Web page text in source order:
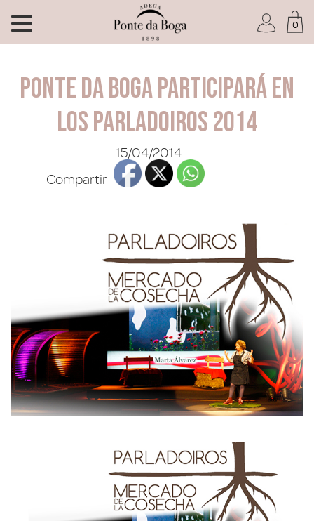
He olvidado mi contraseña
0
Ponte da Boga participará en
los Parladoiros 2014
15/04/2014
Compartir